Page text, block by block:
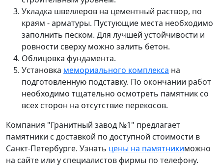
Укладка швеллеров на цементный раствор, по
краям - арматуры. Пустующие места необходимо
заполнить песком. Для лучшей устойчивости и
ровности сверху можно залить бетон.
Облицовка фундамента.
Установка мемориального комплекса на
подготовленную подставку. По окончании работ
необходимо тщательно осмотреть памятник со
всех сторон на отсутствие перекосов.
Компания "Гранитный завод №1" предлагает
памятники с доставкой по доступной стоимости в
Санкт-Петербурге. Узнать цены на памятникиможно
на сайте или у специалистов фирмы по телефону.